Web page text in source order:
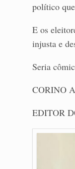
político
E os
injusta e
Seria
CORINO
EDITOR